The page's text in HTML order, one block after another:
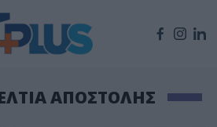
ΑΠΟΣΤΟΛΗΣ